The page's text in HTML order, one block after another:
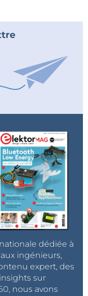
dédiée à
ingénieurs,
expert, des
sur
nous avons